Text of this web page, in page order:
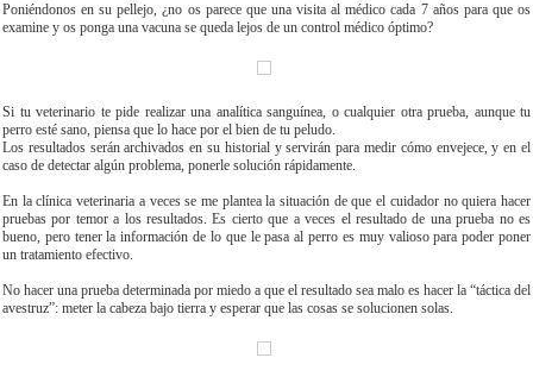
Poniéndonos en su pellejo, ¿no os parece que una visita al médico cada 7 años para que os
examine y os ponga una vacuna se queda lejos de un control médico óptimo?
Si tu veterinario te pide realizar una analítica sanguínea, o cualquier otra prueba, aunque tu
perro esté sano, piensa que lo hace por el bien de tu peludo.
Los resultados serán archivados en su historial y servirán para medir cómo envejece, y en el
caso de detectar algún problema, ponerle solución rápidamente.
En la clínica veterinaria a veces se me plantea la situación de que el cuidador no quiera hacer
pruebas por temor a los resultados. Es cierto que a veces el resultado de una prueba no es
bueno, pero tener la información de lo que le pasa al perro es muy valioso para poder poner
un tratamiento efectivo.
No hacer una prueba determinada por miedo a que el resultado sea malo es hacer la “táctica del
avestruz”: meter la cabeza bajo tierra y esperar que las cosas se solucionen solas.